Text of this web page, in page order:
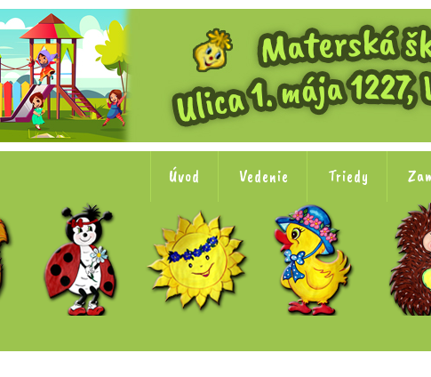
Úvod Vedenie Triedy